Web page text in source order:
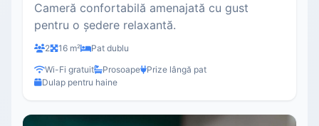
Cameră confortabilă amenajată cu gust
pentru o ședere relaxantă.
2 16 m²
Pat dublu
Wi-Fi gratuit
Prosoape
Prize lângă pat
Dulap pentru haine